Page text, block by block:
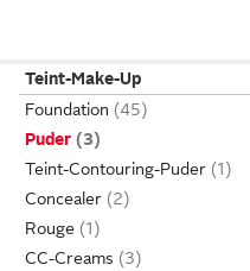
Teint-Make-Up
Foundation
Puder
Teint-Contouring-Puder
Concealer
Rouge
CC-Creams